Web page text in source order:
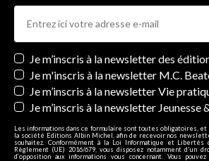
Newsletters
Je m’inscris à la newsletter des
Je m'inscris à la newsletter M.C.
Je m’inscris à la newsletter Vie
Je m’inscris à la newsletter Jeunesse
Les informations dans ce formulaire sont toutes obligatoires,
la société Editions Albin Michel, afin de recevoir nos
souhaitez. Conformément à la Loi Informatique et Libertés
Règlement (UE) 2016/679, vous disposez notamment d'un
d’opposition aux informations vous concernant. Vous